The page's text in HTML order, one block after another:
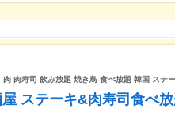
肉 肉寿司 飲み放題 焼き鳥 食べ放題 韓国 ステ
屋 ステーキ&肉寿司食